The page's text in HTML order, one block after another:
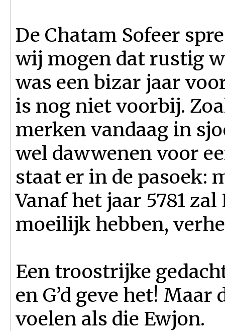
De Chatam Sofeer
wij mogen dat rustig
was een bizar jaar
is nog niet voorbij.
merken vandaag in
wel dawwenen voor
staat er in de pasoek:
Vanaf het jaar 5781
moeilijk hebben,
Een troostrijke
en G’d geve het!
voelen als die Ewjon.